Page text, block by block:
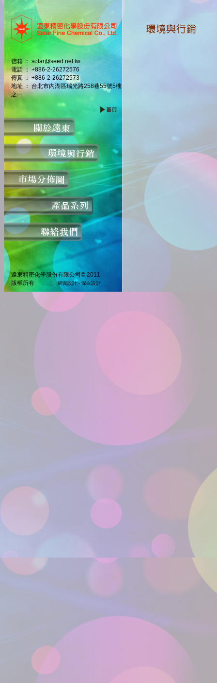
信箱 ： solar@seed.net.tw
電話 ： +886-2-26272576
傳真 ： +886-2-26272573
地址 ： 台北市內湖區瑞光路258巷55號5樓
之一
遠東精密化學股份有限公司© 2011
版權所有
網頁設計 - 深白設計